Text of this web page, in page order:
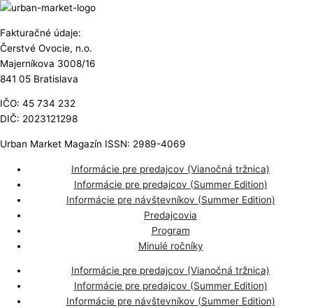
Fakturačné údaje:
Čerstvé Ovocie, n.o.
Majerníkova 3008/16
841 05 Bratislava
IČO: 45 734 232
DIČ: 2023121298
Urban Market Magazín ISSN: 2989-4069
Informácie pre predajcov (Vianočná tržnica)
Informácie pre predajcov (Summer Edition)
Informácie pre návštevníkov (Summer Edition)
Predajcovia
Program
Minulé ročníky
Informácie pre predajcov (Vianočná tržnica)
Informácie pre predajcov (Summer Edition)
Informácie pre návštevníkov (Summer Edition)